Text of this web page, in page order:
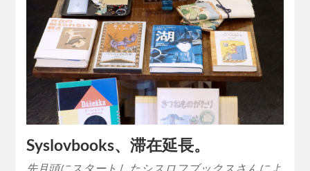
Syslovbooks、滞在延長。
先月頭にスタートしたシスロフブックスさんによ